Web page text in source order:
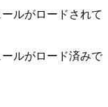
ルがロードされて
ルがロード済みで